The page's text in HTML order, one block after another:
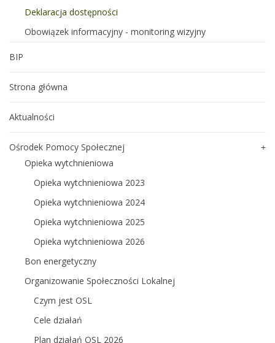
Deklaracja dostępności
Obowiązek informacyjny - monitoring wizyjny
BIP
Strona główna
Aktualności
Ośrodek Pomocy Społecznej
Opieka wytchnieniowa
Opieka wytchnieniowa 2023
Opieka wytchnieniowa 2024
Opieka wytchnieniowa 2025
Opieka wytchnieniowa 2026
Bon energetyczny
Organizowanie Społeczności Lokalnej
Czym jest OSL
Cele działań
Plan działań OSL 2026